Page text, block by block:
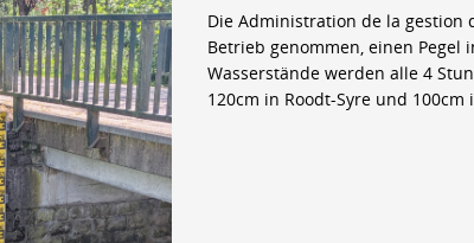
Die Administration de la gestion
Betrieb genommen, einen Pegel
Wasserstände werden alle 4
120cm in Roodt-Syre und